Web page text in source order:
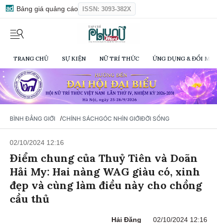
Bảng giá quảng cáo ISSN: 3093-382X
TRANG CHỦ SỰ KIỆN NỮ TRÍ THỨC ỨNG DỤNG & ĐỔI
BÌNH ĐẲNG GIỚI /CHÍNH SÁCHGÓC NHÌN GIỚIĐỜI SỐNG
02/10/2024 12:16
Điểm chung của Thuỷ Tiên và Doãn
Hải My: Hai nàng WAG giàu có, xinh
đẹp và cùng làm điều này cho chồng
cầu thủ
Hải Đăng 02/10/2024 12:16